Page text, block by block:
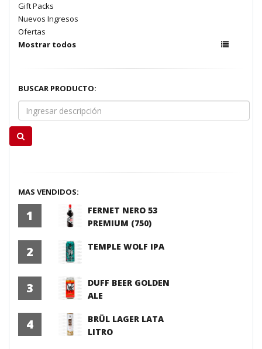
Gift Packs
Nuevos Ingresos
Ofertas
Mostrar todos
BUSCAR PRODUCTO:
MAS VENDIDOS:
1
FERNET NERO 53
PREMIUM (750)
2 TEMPLE WOLF IPA
3
DUFF BEER GOLDEN
ALE
4
BRÜL LAGER LATA
LITRO